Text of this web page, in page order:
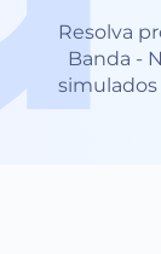
Resolva
Banda -